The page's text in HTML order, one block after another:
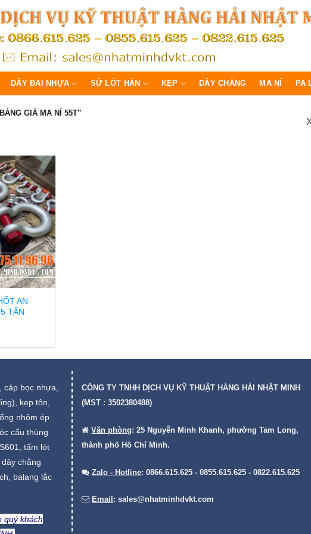
DÂY ĐAI NHỰA SỨ LÓT HÀN KẸP DÂY CHẰNG MA NÍ PA
GIÁ MA NÍ 55T”
AN
TẤN
cáp bọc nhựa,
kẹp tôn,
nhôm ép
cẩu thùng
tấm lót
chằng
balang lắc
quý khách
CÔNG TY TNHH DỊCH VỤ KỸ THUẬT HÀNG HẢI NHẬT MINH
(MST : 3502380488)
Văn phòng: 25 Nguyễn Minh Khanh, phường Tam Long,
thành phố Hồ Chí Minh.
Zalo - Hotline: 0866.615.625 - 0855.615.625 - 0822.615.625
Email :sales@nhatminhdvkt.com